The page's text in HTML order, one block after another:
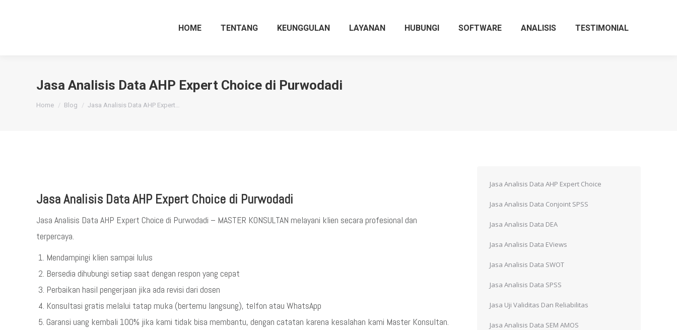
HOME TENTANG KEUNGGULAN LAYANAN HUBUNGI SOFTWARE ANALISIS TESTIMONIAL
Jasa Analisis Data AHP Expert Choice di Purwodadi
You are here:
Home Blog Jasa Analisis Data AHP Expert…
Jasa Analisis Data AHP Expert Choice di Purwodadi
Jasa Analisis Data AHP Expert Choice di Purwodadi – MASTER KONSULTAN melayani klien secara profesional dan
terpercaya.
Mendampingi klien sampai lulus
Bersedia dihubungi setiap saat dengan respon yang cepat
Perbaikan hasil pengerjaan jika ada revisi dari dosen
Konsultasi gratis melalui tatap muka (bertemu langsung), telfon atau WhatsApp
Garansi uang kembali 100% jika kami tidak bisa membantu, dengan catatan karena kesalahan kami Master Konsultan.
Jasa Analisis Data AHP Expert Choice
Jasa Analisis Data Conjoint SPSS
Jasa Analisis Data DEA
Jasa Analisis Data EViews
Jasa Analisis Data SWOT
Jasa Analisis Data SPSS
Jasa Uji Validitas Dan Reliabilitas
Jasa Analisis Data SEM AMOS